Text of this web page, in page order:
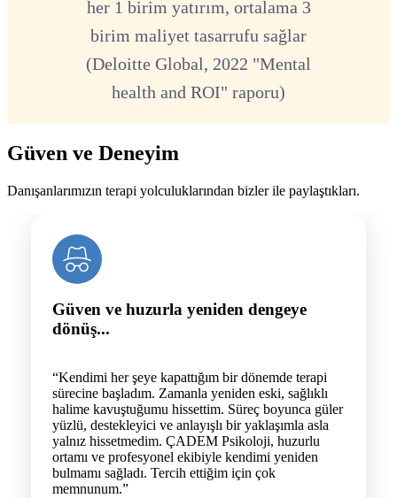
her 1 birim yatırım, ortalama 3
birim maliyet tasarrufu sağlar
(Deloitte Global, 2022 "Mental
health and ROI" raporu)
Güven ve Deneyim
Danışanlarımızın terapi yolculuklarından bizler ile paylaştıkları.
Güven ve huzurla yeniden dengeye
dönüş...
“Kendimi her şeye kapattığım bir dönemde terapi
sürecine başladım. Zamanla yeniden eski, sağlıklı
halime kavuştuğumu hissettim. Süreç boyunca güler
yüzlü, destekleyici ve anlayışlı bir yaklaşımla asla
yalnız hissetmedim. ÇADEM Psikoloji, huzurlu
ortamı ve profesyonel ekibiyle kendimi yeniden
bulmamı sağladı. Tercih ettiğim için çok
memnunum.”